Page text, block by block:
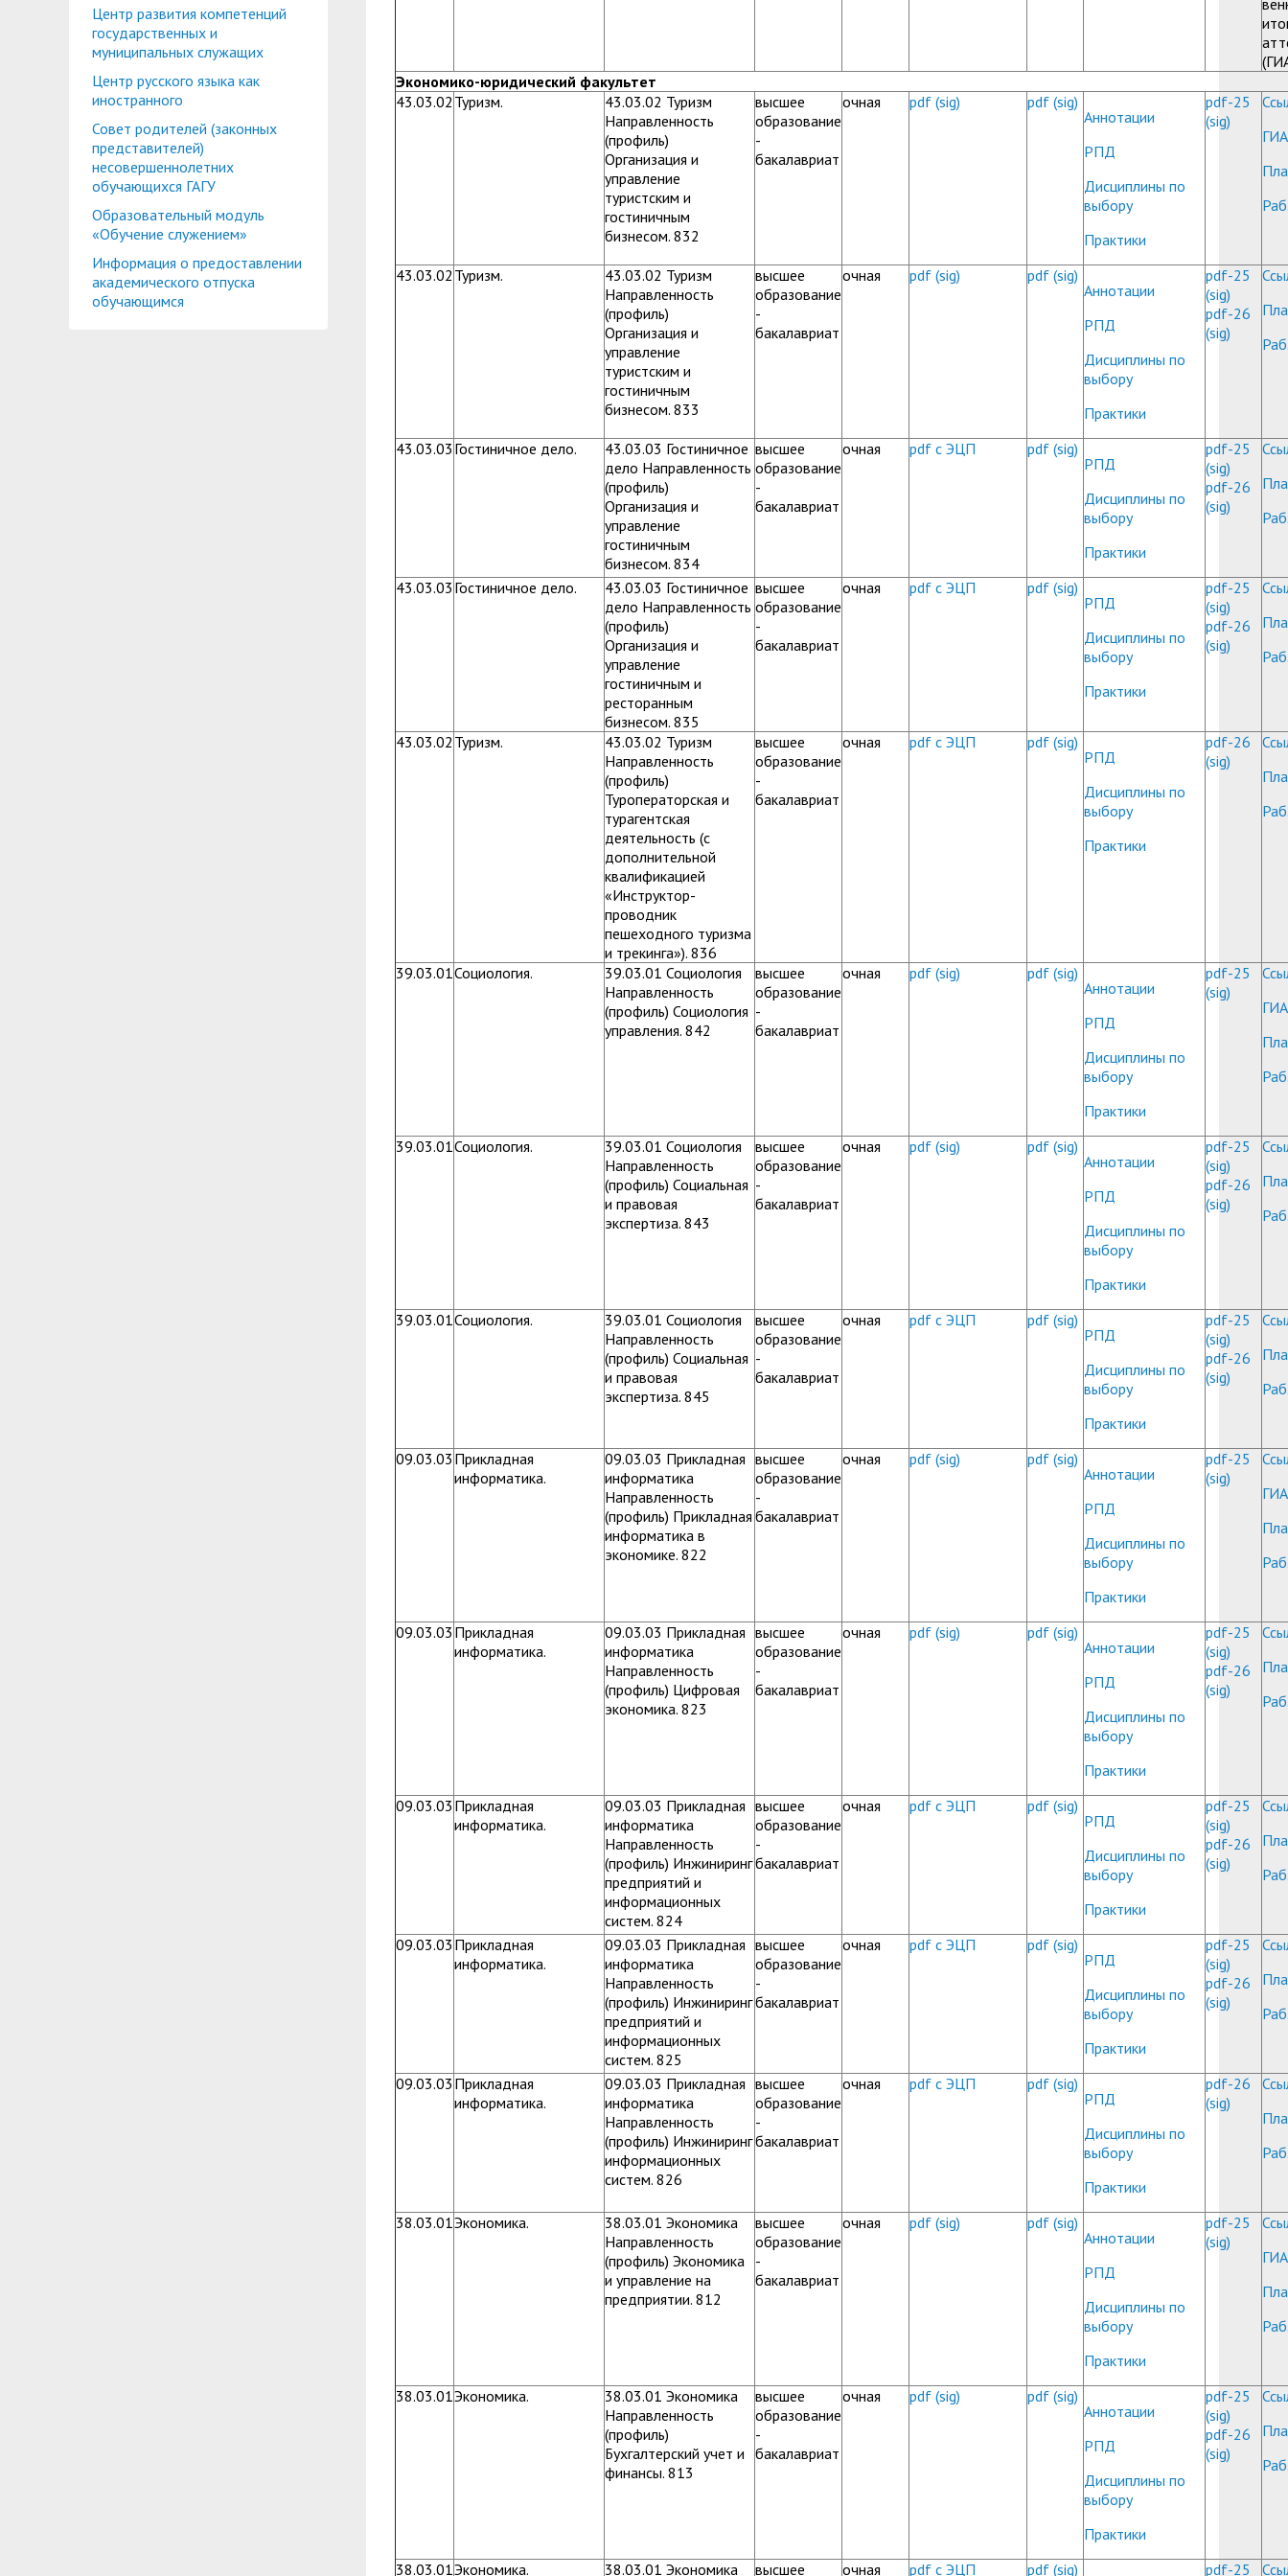
Центр развития компетенций
государственных и
муниципальных служащих
Центр русского языка как
иностранного
Совет родителей (законных
представителей)
несовершеннолетних
обучающихся ГАГУ
Образовательный модуль
«Обучение служением»
Информация о предоставлении
академического отпуска
обучающимся
Экономико-юридический факультет
43.03.02 Туризм.
43.03.02 Туризм
Направленность
(профиль)
Организация и
управление
туристским и
гостиничным
бизнесом. 832
высшее
образование
-
бакалавриат
очная pdf (sig) pdf (sig)
Аннотации
РПД
Дисциплины по
выбору
Практики
pdf-25
(sig)
ГИА
43.03.02 Туризм.
43.03.02 Туризм
Направленность
(профиль)
Организация и
управление
туристским и
гостиничным
бизнесом. 833
высшее
образование
-
бакалавриат
очная pdf (sig) pdf (sig)
Аннотации
РПД
Дисциплины по
выбору
Практики
pdf-25
(sig)
pdf-26
(sig)
43.03.03 Гостиничное дело.
43.03.03 Гостиничное
дело Направленность
(профиль)
Организация и
управление
гостиничным
бизнесом. 834
высшее
образование
-
бакалавриат
очная pdf с ЭЦП pdf (sig)
РПД
Дисциплины по
выбору
Практики
pdf-25
(sig)
pdf-26
(sig)
43.03.03 Гостиничное дело.
43.03.03 Гостиничное
дело Направленность
(профиль)
Организация и
управление
гостиничным и
ресторанным
бизнесом. 835
высшее
образование
-
бакалавриат
очная pdf с ЭЦП pdf (sig)
РПД
Дисциплины по
выбору
Практики
pdf-25
(sig)
pdf-26
(sig)
43.03.02 Туризм.
43.03.02 Туризм
Направленность
(профиль)
Туроператорская и
турагентская
деятельность (с
дополнительной
квалификацией
«Инструктор-
проводник
пешеходного туризма
и трекинга»). 836
высшее
образование
-
бакалавриат
очная pdf с ЭЦП pdf (sig)
РПД
Дисциплины по
выбору
Практики
pdf-26
(sig)
39.03.01Социология.
39.03.01 Социология
Направленность
(профиль) Социология
управления. 842
высшее
образование
-
бакалавриат
очная pdf (sig) pdf (sig)
Аннотации
РПД
Дисциплины по
выбору
Практики
pdf-25
(sig)
ГИА
39.03.01Социология.
39.03.01 Социология
Направленность
(профиль) Социальная
и правовая
экспертиза. 843
высшее
образование
-
бакалавриат
очная pdf (sig) pdf (sig)
Аннотации
РПД
Дисциплины по
выбору
Практики
pdf-25
(sig)
pdf-26
(sig)
39.03.01Социология.
39.03.01 Социология
Направленность
(профиль) Социальная
и правовая
экспертиза. 845
высшее
образование
-
бакалавриат
очная pdf с ЭЦП pdf (sig)
РПД
Дисциплины по
выбору
Практики
pdf-25
(sig)
pdf-26
(sig)
09.03.03 Прикладная
информатика.
09.03.03 Прикладная
информатика
Направленность
(профиль) Прикладная
информатика в
экономике. 822
высшее
образование
-
бакалавриат
очная pdf (sig) pdf (sig)
Аннотации
РПД
Дисциплины по
выбору
Практики
pdf-25
(sig)
ГИА
09.03.03 Прикладная
информатика.
09.03.03 Прикладная
информатика
Направленность
(профиль) Цифровая
экономика. 823
высшее
образование
-
бакалавриат
очная pdf (sig) pdf (sig)
Аннотации
РПД
Дисциплины по
выбору
Практики
pdf-25
(sig)
pdf-26
(sig)
09.03.03 Прикладная
информатика.
09.03.03 Прикладная
информатика
Направленность
(профиль) Инжиниринг
предприятий и
информационных
систем. 824
высшее
образование
-
бакалавриат
очная pdf с ЭЦП pdf (sig)
РПД
Дисциплины по
выбору
Практики
pdf-25
(sig)
pdf-26
(sig)
09.03.03 Прикладная
информатика.
09.03.03 Прикладная
информатика
Направленность
(профиль) Инжиниринг
предприятий и
информационных
систем. 825
высшее
образование
-
бакалавриат
очная pdf с ЭЦП pdf (sig)
РПД
Дисциплины по
выбору
Практики
pdf-25
(sig)
pdf-26
(sig)
09.03.03 Прикладная
информатика.
09.03.03 Прикладная
информатика
Направленность
(профиль) Инжиниринг
информационных
систем. 826
высшее
образование
-
бакалавриат
очная pdf с ЭЦП pdf (sig)
РПД
Дисциплины по
выбору
Практики
pdf-26
(sig)
38.03.01Экономика.
38.03.01 Экономика
Направленность
(профиль) Экономика
и управление на
предприятии. 812
высшее
образование
-
бакалавриат
очная pdf (sig) pdf (sig)
Аннотации
РПД
Дисциплины по
выбору
Практики
pdf-25
(sig)
ГИА
38.03.01Экономика.
38.03.01 Экономика
Направленность
(профиль)
Бухгалтерский учет и
финансы. 813
высшее
образование
-
бакалавриат
очная pdf (sig) pdf (sig)
Аннотации
РПД
Дисциплины по
выбору
Практики
pdf-25
(sig)
pdf-26
(sig)
38.03.01Экономика. 38.03.01 Экономика высшее очная pdf с ЭЦП pdf (sig)
pdf-25